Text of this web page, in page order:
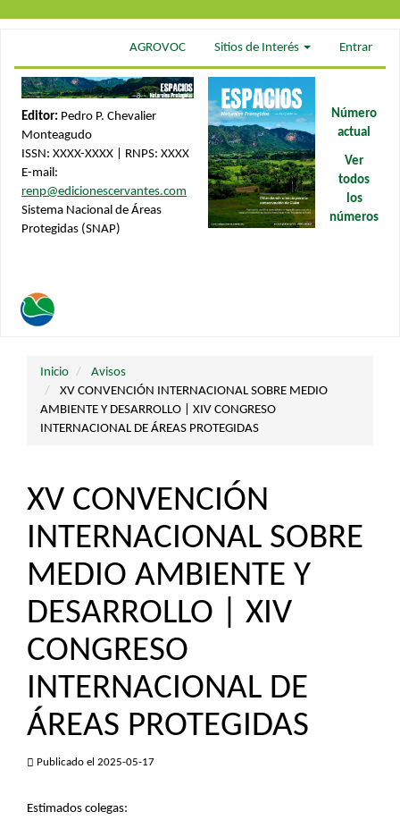
Contenido
principal
Barra
lateral
AGROVOC Sitios de Interés Entrar
Editor: Pedro P. Chevalier
Monteagudo
ISSN: XXXX-XXXX | RNPS: XXXX
E-mail:
renp@edicionescervantes.com
Sistema Nacional de Áreas
Protegidas (SNAP)
Número
actual
Ver
todos
los
números
Inicio
Avisos
XV CONVENCIÓN INTERNACIONAL SOBRE MEDIO
AMBIENTE Y DESARROLLO | XIV CONGRESO
INTERNACIONAL DE ÁREAS PROTEGIDAS
XV CONVENCIÓN
INTERNACIONAL SOBRE
MEDIO AMBIENTE Y
DESARROLLO | XIV
CONGRESO
INTERNACIONAL DE
ÁREAS PROTEGIDAS
Publicado el 2025-05-17
Estimados colegas: